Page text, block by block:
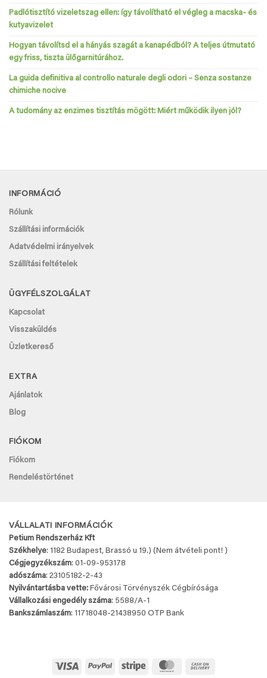
Padlótisztító vizeletszag ellen: így távolítható el végleg a macska- és
kutyavizelet
Hogyan távolítsd el a hányás szagát a kanapédból? A teljes útmutató
egy friss, tiszta ülőgarnitúrához.
La guida definitiva al controllo naturale degli odori – Senza sostanze
chimiche nocive
A tudomány az enzimes tisztítás mögött: Miért működik ilyen jól?
INFORMÁCIÓ
Rólunk
Szállítási információk
Adatvédelmi irányelvek
Szállítási feltételek
ÜGYFÉLSZOLGÁLAT
Kapcsolat
Visszaküldés
Üzletkereső
EXTRA
Ajánlatok
Blog
FIÓKOM
Fiókom
Rendeléstörténet
VÁLLALATI INFORMÁCIÓK
Petium Rendszerház Kft
Székhelye: 1182 Budapest, Brassó u 19.) (Nem átvételi pont! )
Cégjegyzékszám: 01-09-953178
adószáma: 23105182-2-43
Nyilvántartásba vette: Fővárosi Törvényszék Cégbírósága
Vállalkozási engedély száma: 5588/A-1
Bankszámlaszám: 11718048-21438950 OTP Bank
Visa PayPal Stripe MasterCard